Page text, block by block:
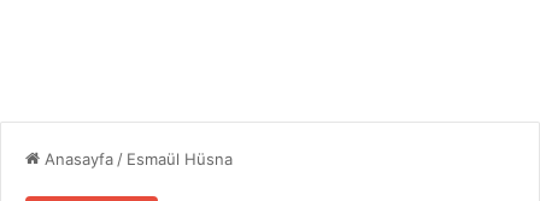
Anasayfa/ Esmaül Hüsna